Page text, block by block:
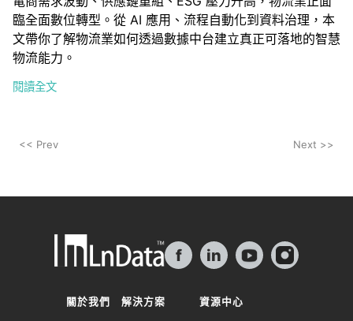
臨全面數位轉型。從 AI 應用、流程自動化到資料治理，本
文帶你了解物流業如何透過數據中台建立真正可落地的智慧
物流能力。
閱讀全文
<< Prev Next >>
f in
關於我們 解決方案 資源中心